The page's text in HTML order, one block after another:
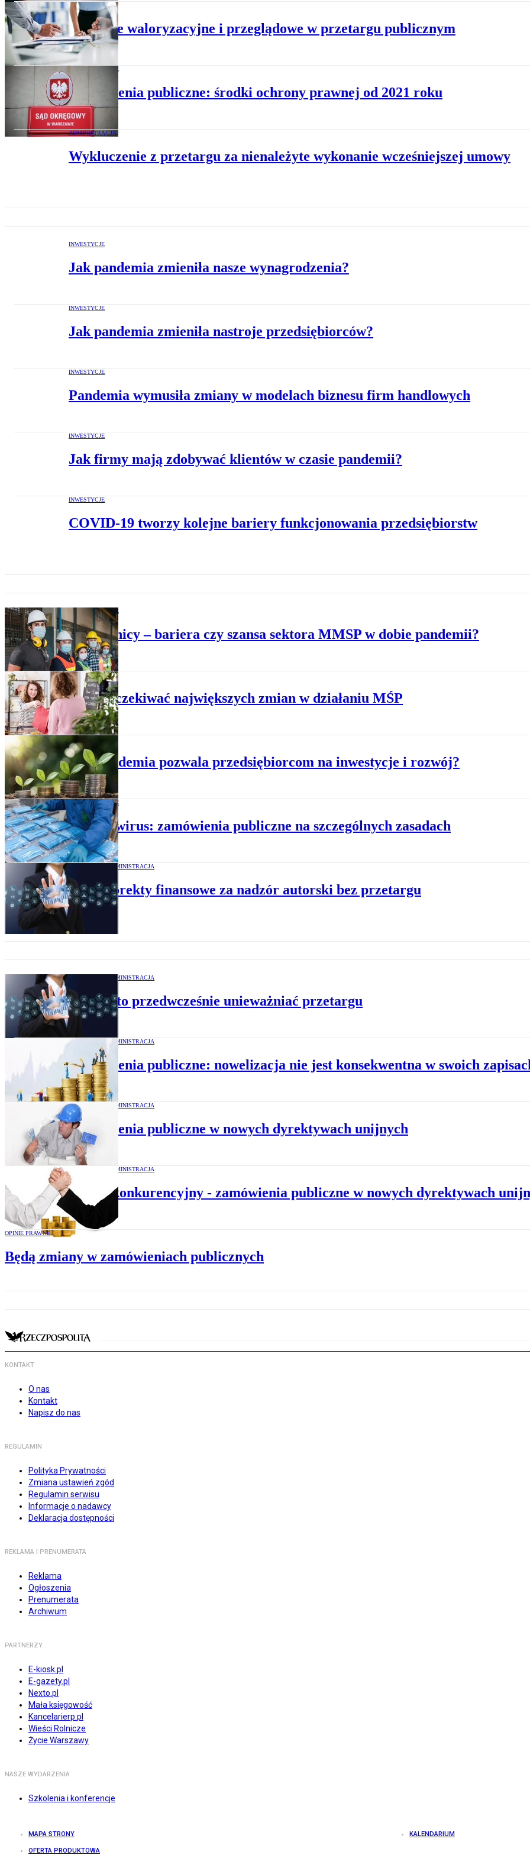
BIZNES
Klauzule waloryzacyjne i przeglądowe w przetargu publicznym
PRAWO W FIRMIE
Zamówienia publiczne: środki ochrony prawnej od 2021 roku
ADMINISTRACJA
Wykluczenie z przetargu za nienależyte wykonanie wcześniejszej umowy
INWESTYCJE
Jak pandemia zmieniła nasze wynagrodzenia?
INWESTYCJE
Jak pandemia zmieniła nastroje przedsiębiorców?
INWESTYCJE
Pandemia wymusiła zmiany w modelach biznesu firm handlowych
INWESTYCJE
Jak firmy mają zdobywać klientów w czasie pandemii?
INWESTYCJE
COVID-19 tworzy kolejne bariery funkcjonowania przedsiębiorstw
PRAWO W FIRMIE
Pracownicy – bariera czy szansa sektora MMSP w dobie pandemii?
INWESTYCJE
Gdzie oczekiwać największych zmian w działaniu MŚP
Czy pandemia pozwala przedsiębiorcom na inwestycje i rozwój?
PRAWO W FIRMIE
Koronawirus: zamówienia publiczne na szczególnych zasadach
SAMORZĄD I ADMINISTRACJA
NSA: korekty finansowe za nadzór autorski bez przetargu
SAMORZĄD I ADMINISTRACJA
Nie warto przedwcześnie unieważniać przetargu
SAMORZĄD I ADMINISTRACJA
Zamówienia publiczne: nowelizacja nie jest konsekwentna w swoich
SAMORZĄD I ADMINISTRACJA
Zamówienia publiczne w nowych dyrektywach unijnych
SAMORZĄD I ADMINISTRACJA
Dialog konkurencyjny - zamówienia publiczne w nowych dyrektywach
OPINIE PRAWNE
Będą zmiany w zamówieniach publicznych
KONTAKT
O nas
Kontakt
Napisz do nas
REGULAMIN
Polityka Prywatności
Zmiana ustawień zgód
Regulamin serwisu
Informacje o nadawcy
Deklaracja dostępności
REKLAMA I PRENUMERATA
Reklama
Ogłoszenia
Prenumerata
Archiwum
PARTNERZY
E-kiosk.pl
E-gazety.pl
Nexto.pl
Mała księgowość
Kancelarierp.pl
Wieści Rolnicze
Życie Warszawy
NASZE WYDARZENIA
Szkolenia i konferencje
MAPA STRONY KALENDARIUM
OFERTA PRODUKTOWA